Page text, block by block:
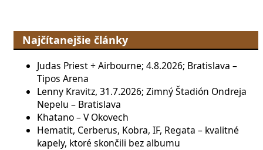
Najčítanejšie články
Judas Priest + Airbourne; 4.8.2026; Bratislava –
Tipos Arena
Lenny Kravitz, 31.7.2026; Zimný Štadión Ondreja
Nepelu – Bratislava
Khatano – V Okovech
Hematit, Cerberus, Kobra, IF, Regata – kvalitné
kapely, ktoré skončili bez albumu